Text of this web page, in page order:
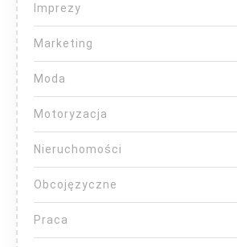
Imprezy
Marketing
Moda
Motoryzacja
Nieruchomości
Obcojęzyczne
Praca